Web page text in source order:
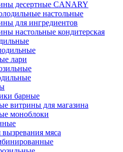
десертные CANARY
настольные
для ингредиентов
настольные кондитерская
лари
барные
витрины для магазина
моноблоки
мяса